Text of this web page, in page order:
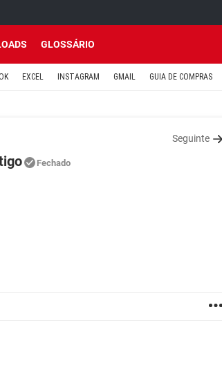
GLOSSÁRIO
EXCEL INSTAGRAM GMAIL GUIA DE COMPRAS
Seguinte
Fechado